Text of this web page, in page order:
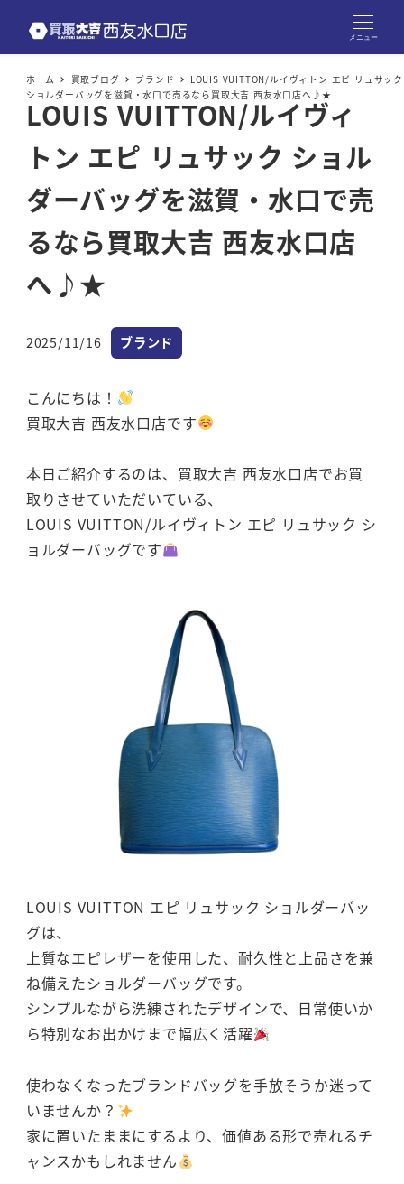
メニュー
ホーム 買取ブログ ブランド
LOUIS VUITTON/ルイヴィトン エピ リュサック
ショルダーバッグを滋賀・水口で売るなら買取大吉 西友水口店へ♪★
LOUIS VUITTON/ルイヴィ
トン エピ リュサック ショル
ダーバッグを滋賀・水口で売
るなら買取大吉 西友水口店
へ♪★
投稿日
2025/11/16 カテゴリー
ブランド
こんにちは！
買取大吉 西友水口店です
本日ご紹介するのは、買取大吉 西友水口店でお買
取りさせていただいている、
LOUIS VUITTON/ルイヴィトン エピ リュサック シ
ョルダーバッグです
LOUIS VUITTON エピ リュサック ショルダーバッ
グは、
上質なエピレザーを使用した、耐久性と上品さを兼
ね備えたショルダーバッグです。
シンプルながら洗練されたデザインで、日常使いか
ら特別なお出かけまで幅広く活躍
使わなくなったブランドバッグを手放そうか迷って
いませんか？
家に置いたままにするより、価値ある形で売れるチ
ャンスかもしれません